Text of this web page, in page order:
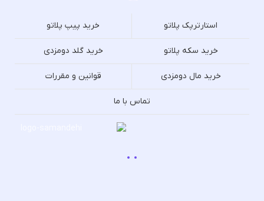
استارترپک پلاتو خرید پیپ پلاتو
خرید سکه پلاتو خرید گلد دومزدی
خرید مال دومزدی قوانین و مقررات
تماس با ما